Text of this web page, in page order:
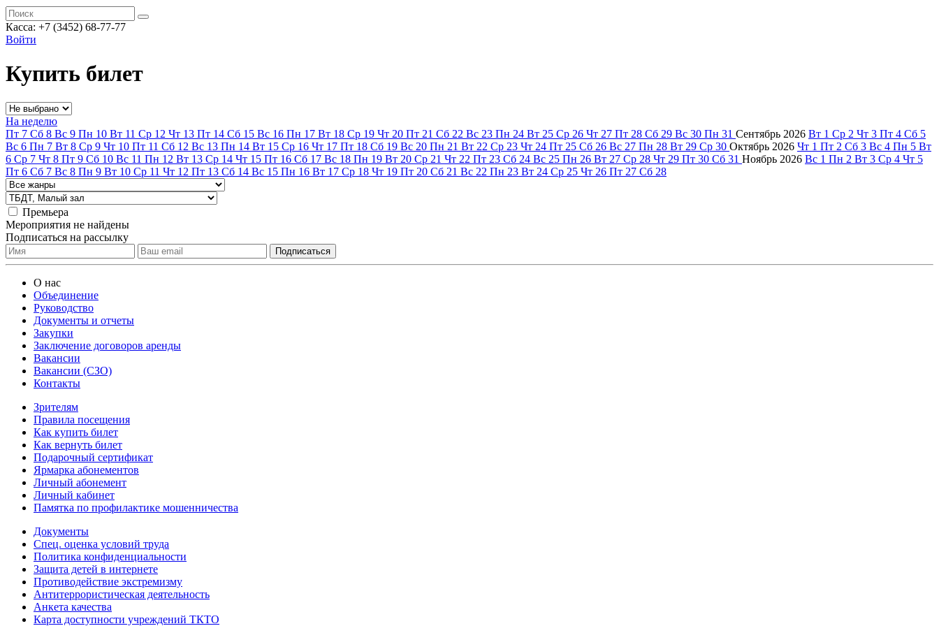
Касса: +7 (3452) 68-77-77
Войти
Купить билет
На неделю
Пт 7 Сб 8 Вс 9 Пн 10 Вт 11 Ср 12 Чт 13 Пт 14 Сб 15 Вс 16 Пн 17 Вт 18 Ср 19 Чт 20 Пт 21 Сб 22 Вс 23 Пн 24 Вт 25 Ср 26 Чт 27 Пт 28 Сб 29 Вс 30 Пн 31 Сентябрь 2026 Вт 1 Ср 2 Чт 3 Пт 4 Сб 5
Вс 6 Пн 7 Вт 8 Ср 9 Чт 10 Пт 11 Сб 12 Вс 13 Пн 14 Вт 15 Ср 16 Чт 17 Пт 18 Сб 19 Вс 20 Пн 21 Вт 22 Ср 23 Чт 24 Пт 25 Сб 26 Вс 27 Пн 28 Вт 29 Ср 30 Октябрь 2026 Чт 1 Пт 2 Сб 3 Вс 4 Пн 5 Вт
6 Ср 7 Чт 8 Пт 9 Сб 10 Вс 11 Пн 12 Вт 13 Ср 14 Чт 15 Пт 16 Сб 17 Вс 18 Пн 19 Вт 20 Ср 21 Чт 22 Пт 23 Сб 24 Вс 25 Пн 26 Вт 27 Ср 28 Чт 29 Пт 30 Сб 31 Ноябрь 2026 Вс 1 Пн 2 Вт 3 Ср 4 Чт 5
Пт 6 Сб 7 Вс 8 Пн 9 Вт 10 Ср 11 Чт 12 Пт 13 Сб 14 Вс 15 Пн 16 Вт 17 Ср 18 Чт 19 Пт 20 Сб 21 Вс 22 Пн 23 Вт 24 Ср 25 Чт 26 Пт 27 Сб 28
Премьера
Мероприятия не найдены
Подписаться на рассылку
О нас
Объединение
Руководство
Документы и отчеты
Закупки
Заключение договоров аренды
Вакансии
Вакансии (СЗО)
Контакты
Зрителям
Правила посещения
Как купить билет
Как вернуть билет
Подарочный сертификат
Ярмарка абонементов
Личный абонемент
Личный кабинет
Памятка по профилактике мошенничества
Документы
Спец. оценка условий труда
Политика конфиденциальности
Защита детей в интернете
Противодействие экстремизму
Антитеррористическая деятельность
Анкета качества
Карта доступности учреждений ТКТО